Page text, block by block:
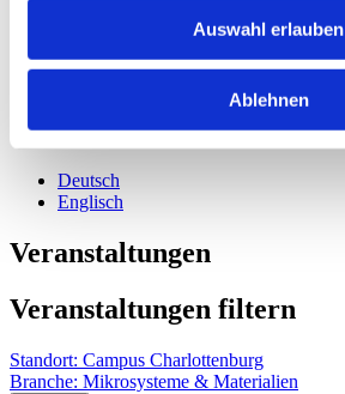
Auswahl erlauben
Ablehnen
Pressemitteilungen
Deutsch
Englisch
Veranstaltungen
Veranstaltungen filtern
Standort: Campus Charlottenburg
Branche: Mikrosysteme & Materialien